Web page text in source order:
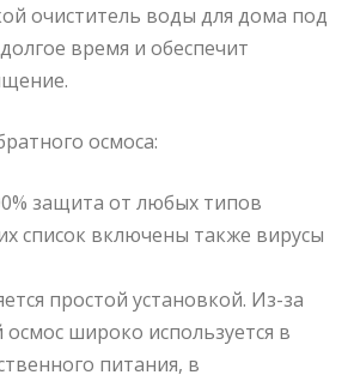
очиститель воды для дома под
время и обеспечит
осмоса:
защита от любых типов
список включены также вирусы
простой установкой. Из-за
широко используется в
питания, в